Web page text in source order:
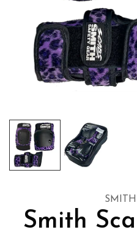
SMITH
Smith